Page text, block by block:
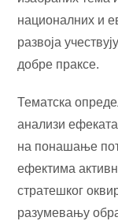
националних и
развоја
добре праксе.
Тематска
анализи
на понашање
ефектима
стратешког
разумевању